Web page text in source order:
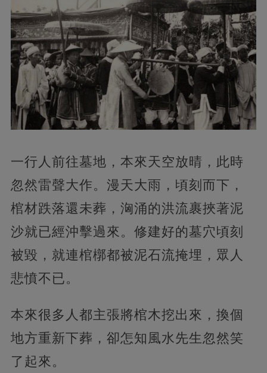
一行人前往墓地，本來天空放晴，此時
忽然雷聲大作。漫天大雨，頃刻而下，
棺材跌落還未葬，洶涌的洪流裹挾著泥
沙就已經沖擊過來。修建好的墓穴頃刻
被毀，就連棺槨都被泥石流掩埋，眾人
悲憤不已。
本來很多人都主張將棺木挖出來，換個
地方重新下葬，卻怎知風水先生忽然笑
了起來。